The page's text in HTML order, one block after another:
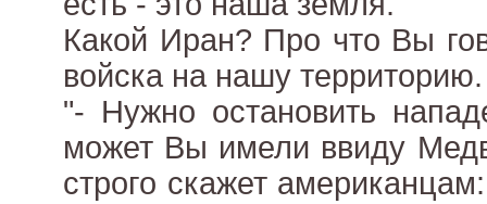
Какой Иран? Про что Вы
войска на нашу территорию.
"- Нужно остановить
может Вы имели ввиду
строго скажет